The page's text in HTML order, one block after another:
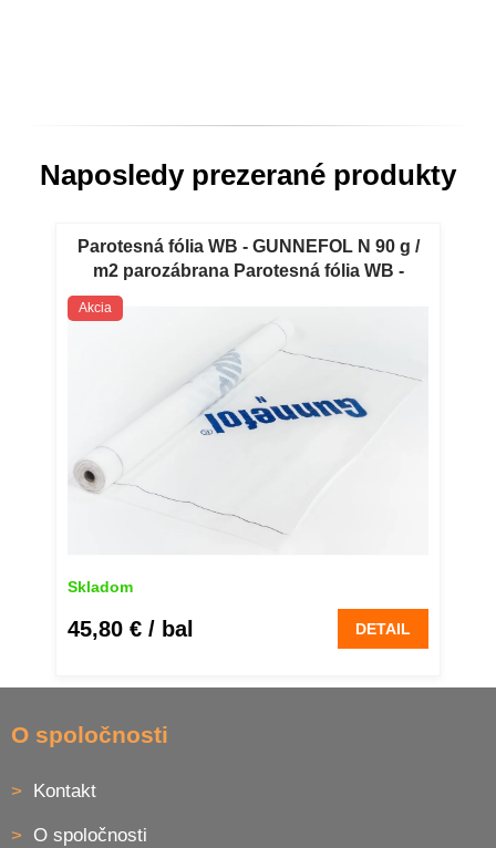
Naposledy prezerané produkty
Parotesná fólia WB - GUNNEFOL N 90 g /
m2 parozábrana Parotesná fólia WB -
GUNNEFOL N 90g / m2 parozábrana.
Akcia
Skladom
45,80 € / bal DETAIL
O spoločnosti
Kontakt
O spoločnosti